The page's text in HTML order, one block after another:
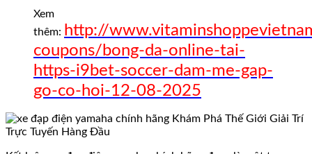
Xem
thêm: http://
coupons/bong-da-online-tai-
https-i9bet-soccer-dam-me-gap-
go-co-hoi-12-08-2025